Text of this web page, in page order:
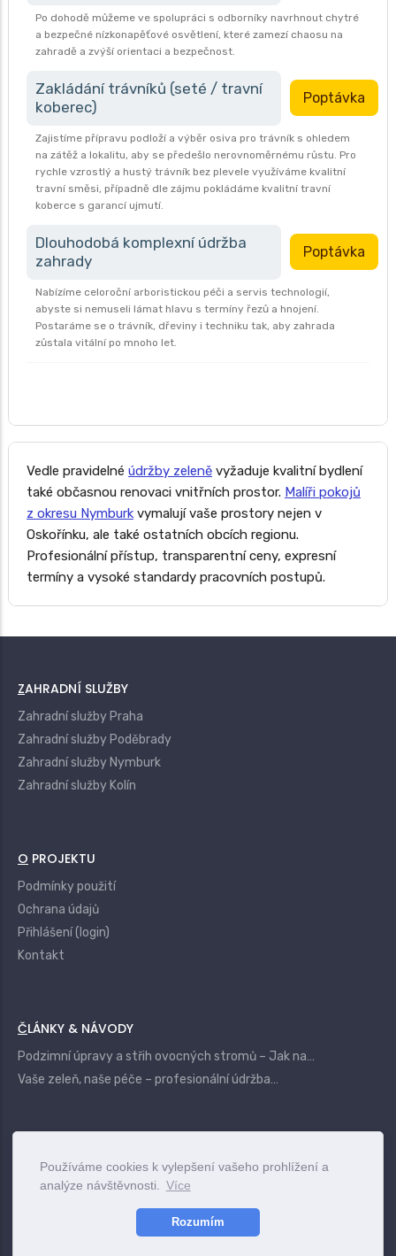
Používáme cookies k vylepšení vašeho prohlížení a
analýze návštěvnosti.
Více
Rozumím
Po dohodě můžeme ve spolupráci s odborníky navrhnout chytré
a bezpečné nízkonapěťové osvětlení, které zamezí chaosu na
zahradě a zvýší orientaci a bezpečnost.
Zakládání trávníků (seté / travní
koberec)
Poptávka
Zajistíme přípravu podloží a výběr osiva pro trávník s ohledem
na zátěž a lokalitu, aby se předešlo nerovnoměrnému růstu. Pro
rychle vzrostlý a hustý trávník bez plevele využíváme kvalitní
travní směsi, případně dle zájmu pokládáme kvalitní travní
koberce s garancí ujmutí.
Dlouhodobá komplexní údržba
zahrady
Poptávka
Nabízíme celoroční arboristickou péči a servis technologií,
abyste si nemuseli lámat hlavu s termíny řezů a hnojení.
Postaráme se o trávník, dřeviny i techniku tak, aby zahrada
zůstala vitální po mnoho let.
Vedle pravidelné údržby zeleně vyžaduje kvalitní bydlení
také občasnou renovaci vnitřních prostor. Malíři pokojů
z okresu Nymburk vymalují vaše prostory nejen v
Oskořínku, ale také ostatních obcích regionu.
Profesionální přístup, transparentní ceny, expresní
termíny a vysoké standardy pracovních postupů.
ZAHRADNÍ SLUŽBY
Zahradní služby Praha
Zahradní služby Poděbrady
Zahradní služby Nymburk
Zahradní služby Kolín
O PROJEKTU
Podmínky použití
Ochrana údajů
Přihlášení (login)
Kontakt
ČLÁNKY & NÁVODY
Podzimní úpravy a střih ovocných stromů – Jak na…
Vaše zeleň, naše péče – profesionální údržba…
www.vszahrady.cz